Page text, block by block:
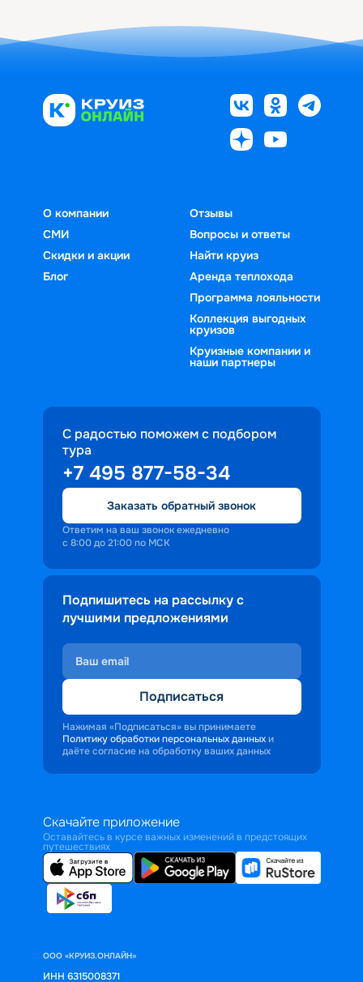
О компании
СМИ
Скидки и акции
Блог
Отзывы
Вопросы и ответы
Найти круиз
Аренда теплохода
Программа лояльности
Коллекция выгодных
круизов
Круизные компании и
наши партнеры
С радостью поможем с подбором
тура
+7 495 877-58-34
Заказать обратный звонок
Ответим на ваш звонок ежедневно
с 8:00 до 21:00 по МСК
Подпишитесь на рассылку с
лучшими предложениями
Подписаться
Нажимая «Подписаться» вы принимаете
Политику обработки персональных данных и
даёте согласие на обработку ваших данных
Скачайте приложение
Оставайтесь в курсе важных изменений в предстоящих
путешествиях
ООО «КРУИЗ.ОНЛАЙН»
ИНН 6315008371